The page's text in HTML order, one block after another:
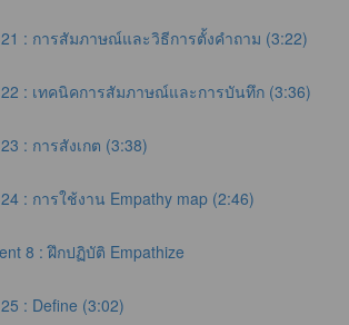
: การสัมภาษณ์และวิธีการตั้งคำถาม (3:22)
22 : เทคนิคการสัมภาษณ์และการบันทึก (3:36)
: การสังเกต (3:38)
: การใช้งาน Empathy map (2:46)
8 : ฝึกปฏิบัติ Empathize
: Define (3:02)